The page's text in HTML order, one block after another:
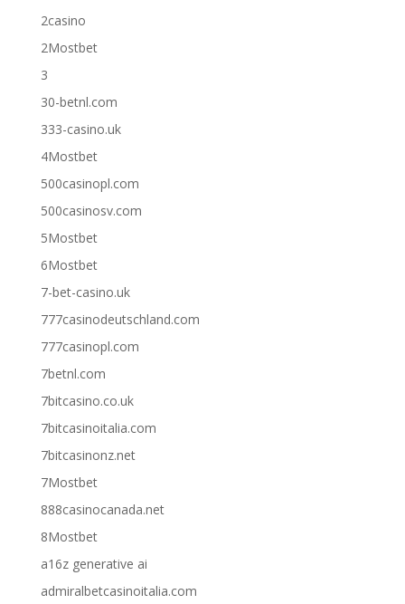
2casino
2Mostbet
3
30-betnl.com
333-casino.uk
4Mostbet
500casinopl.com
500casinosv.com
5Mostbet
6Mostbet
7-bet-casino.uk
777casinodeutschland.com
777casinopl.com
7betnl.com
7bitcasino.co.uk
7bitcasinoitalia.com
7bitcasinonz.net
7Mostbet
888casinocanada.net
8Mostbet
a16z generative ai
admiralbetcasinoitalia.com